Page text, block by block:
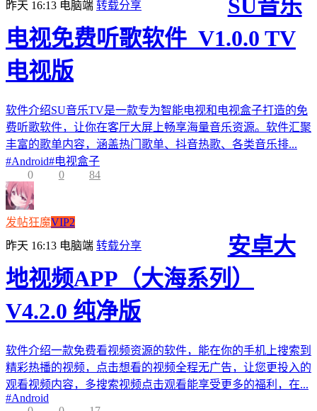
昨天 16:13 电脑端 转载分享
SU音乐
电视免费听歌软件_V1.0.0 TV
电视版
软件介绍SU音乐TV是一款专为智能电视和电视盒子打造的免
费听歌软件，让你在客厅大屏上畅享海量音乐资源。软件汇聚
丰富的歌单内容，涵盖热门歌单、抖音热歌、各类音乐排...
#Android#电视盒子
0
0 84
发帖狂魔VIP2
昨天 16:13 电脑端 转载分享
安卓大
地视频APP（大海系列）
V4.2.0 纯净版
软件介绍一款免费看视频资源的软件，能在你的手机上搜索到
精彩热播的视频，点击想看的视频全程无广告，让您更投入的
观看视频内容，多搜索视频点击观看能享受更多的福利，在...
#Android